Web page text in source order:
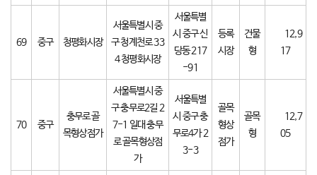
69 중구 청평화시장
서울특별시 중
구 청계천로 33
4 청평화시장
서울특별
시 중구 신
당동 217
-91
등록
시장
건물
형
12,9
17
70 중구
충무로 골
목형상점가
서울특별시 중
구 충무로2길 2
7-1 일대 충무
로 골목형상점
가
서울특별
시 중구 충
무로4가 2
3-3
골목
형상
점가
골목
형
12,7
05